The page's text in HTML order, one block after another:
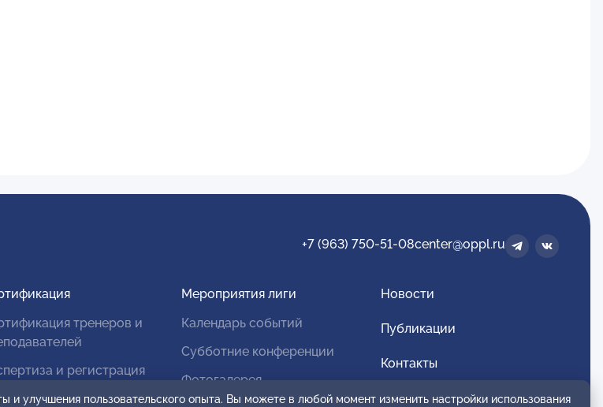
+7 (963) 750-51-08center@oppl.ru
тренеров и
и регистрация
Мероприятия лиги
Календарь событий
Субботние конференции
Фотогалерея
Новости
Публикации
Контакты
Для спонсоров и партнеров
улучшения пользовательского опыта. Вы можете в любой момент изменить настройки использования